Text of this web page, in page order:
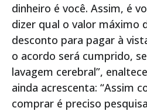
dinheiro é você. Assim, é
dizer qual o valor máximo
desconto para pagar à
o acordo será cumprido,
lavagem cerebral”,
ainda acrescenta: “Assim
comprar é preciso